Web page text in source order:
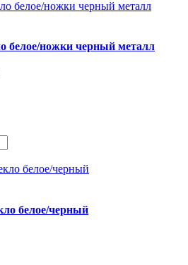
белое/ножки черный металл
белое/черный